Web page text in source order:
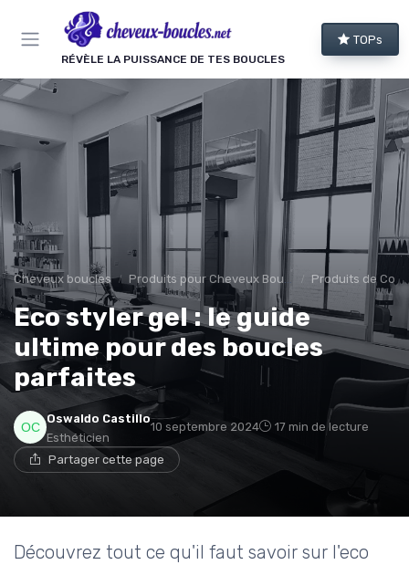
RÉVÈLE LA PUISSANCE DE TES BOUCLES
TOPs
Cheveux boucles Produits pour Cheveux Bouclés et Texturés Produits de
Eco styler gel : le guide
ultime pour des boucles
parfaites
Oswaldo Castillo
Esthéticien
10 septembre 2024 17 min de lecture
Partager cette page
Découvrez tout ce qu'il faut savoir sur l'eco
Panneau de gestion des cookies